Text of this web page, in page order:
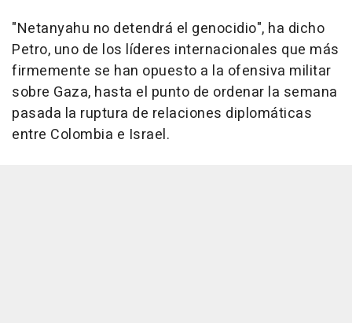
"Netanyahu no detendrá el genocidio", ha dicho
Petro, uno de los líderes internacionales que más
firmemente se han opuesto a la ofensiva militar
sobre Gaza, hasta el punto de ordenar la semana
pasada la ruptura de relaciones diplomáticas
entre Colombia e Israel.